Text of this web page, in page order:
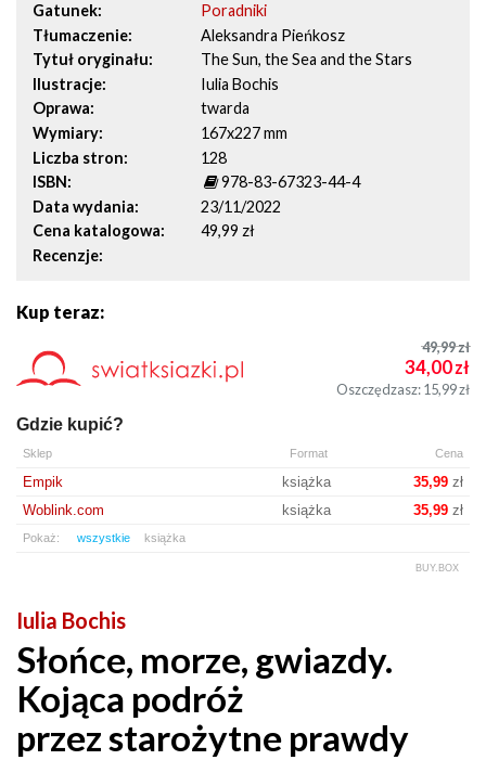
Gatunek
Poradniki
Tłumaczenie
Aleksandra Pieńkosz
Tytuł oryginału
The Sun, the Sea and the Stars
Ilustracje
Iulia Bochis
Oprawa
twarda
Wymiary
167x227 mm
Liczba stron
128
ISBN
978-83-67323-44-4
Data wydania
23/11/2022
Cena katalogowa
49,99 zł
Recenzje
Kup teraz:
49,99zł
34,00zł
Oszczędzasz: 15,99zł
Gdzie kupić?
Sklep Format Cena
Empik książka 35,99zł
Woblink.com
książka 35,99zł
Pokaż: wszystkie książka
BUY.BOX
Iulia Bochis
Słońce, morze, gwiazdy.
Kojąca podróż
przez starożytne prawdy